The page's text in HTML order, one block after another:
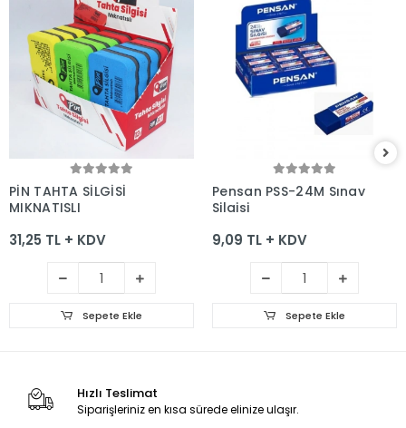
Sepete Ekle
PİN TAHTA SİLGİSİ
MIKNATISLI
31,25 TL + KDV
Sepete Ekle
Pensan PSS-24M Sınav
Silgisi
9,09 TL + KDV
Sepete Ekle
Hızlı Teslimat
Siparişleriniz en kısa sürede elinize ulaşır.